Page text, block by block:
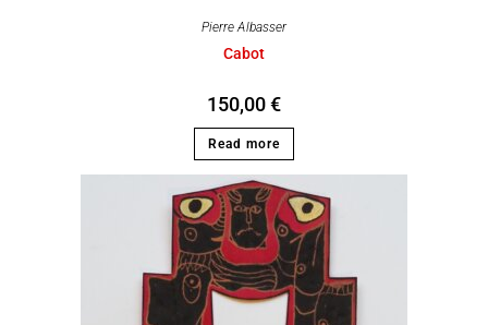
Pierre Albasser
Cabot
150,00€
Read more